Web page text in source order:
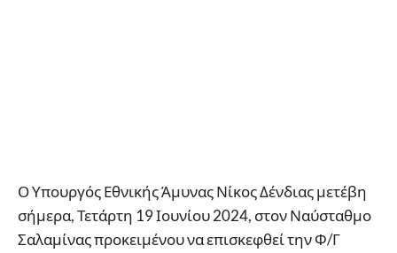
Ο Υπουργός Εθνικής Άμυνας Νίκος Δένδιας μετέβη
σήμερα, Τετάρτη 19 Ιουνίου 2024, στον Ναύσταθμο
Σαλαμίνας προκειμένου να επισκεφθεί την Φ/Γ